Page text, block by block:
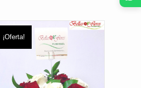
¡Oferta!